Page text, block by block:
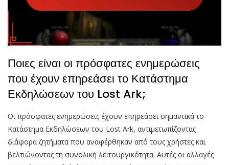
Ποιες είναι οι πρόσφατες ενημερώσεις
που έχουν επηρεάσει το Κατάστημα
Εκδηλώσεων του Lost Ark;
Οι πρόσφατες ενημερώσεις έχουν επηρεάσει σημαντικά το
Κατάστημα Εκδηλώσεων του Lost Ark, αντιμετωπίζοντας
διάφορα ζητήματα που αναφέρθηκαν από τους χρήστες και
βελτιώνοντας τη συνολική λειτουργικότητα. Αυτές οι αλλαγές